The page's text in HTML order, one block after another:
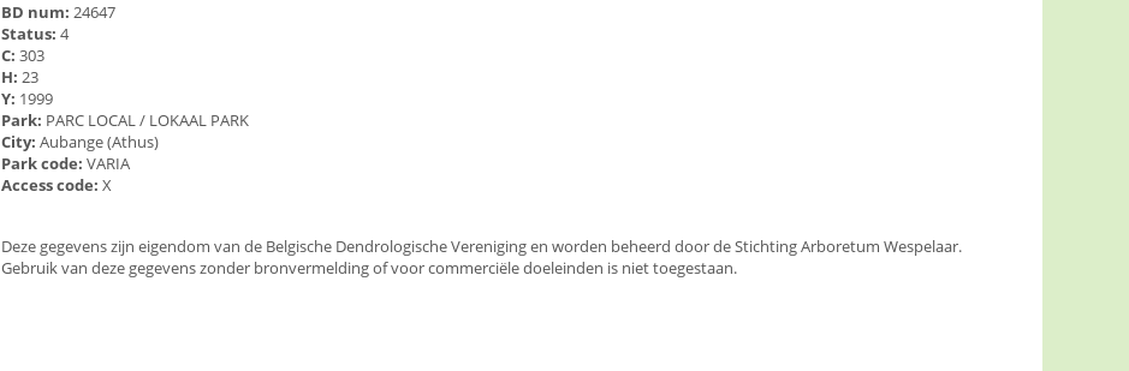
BD num: 24647
Status: 4
C: 303
H: 23
Y: 1999
Park: PARC LOCAL / LOKAAL PARK
City: Aubange (Athus)
Park code: VARIA
Access code: X
Deze gegevens zijn eigendom van de Belgische Dendrologische Vereniging en worden beheerd door de Stichting Arboretum Wespelaar.
Gebruik van deze gegevens zonder bronvermelding of voor commerciële doeleinden is niet toegestaan.